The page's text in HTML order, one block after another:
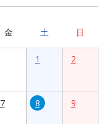
金 土 日
1 2
7 8 9